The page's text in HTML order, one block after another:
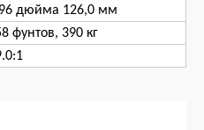
дюйма 126,0 мм
фунтов, 390 кг